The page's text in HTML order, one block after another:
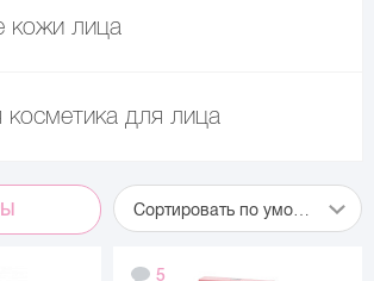
кожи лица
косметика для лица
5